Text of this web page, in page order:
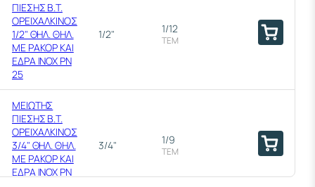
ΠΙΕΣΗΣ Β.Τ.
ΟΡΕΙΧΑΛΚΙΝΟΣ
1/2" ΘΗΛ. ΘΗΛ.
ΜΕ ΡΑΚΟΡ ΚΑΙ
ΕΔΡΑ ΙΝΟΧ PN
25
1/2" 1/12
ΤΕΜ
ΜΕΙΩΤΗΣ
ΠΙΕΣΗΣ Β.Τ.
ΟΡΕΙΧΑΛΚΙΝΟΣ
3/4" ΘΗΛ. ΘΗΛ.
ΜΕ ΡΑΚΟΡ ΚΑΙ
ΕΔΡΑ ΙΝΟΧ PN
3/4" 1/9
ΤΕΜ